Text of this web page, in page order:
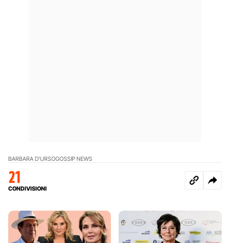
BARBARA D'URSOGOSSIP NEWS
21
CONDIVISIONI